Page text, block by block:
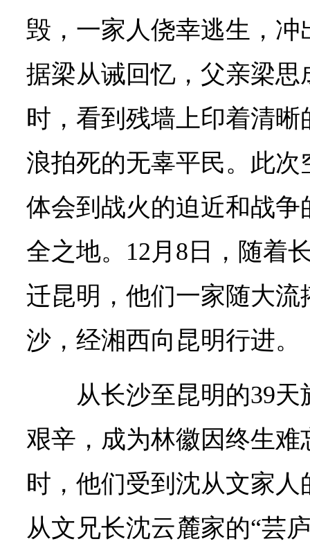
毁，一家人侥幸逃生，
据梁从诫回忆，父亲梁
时，看到残墙上印着清
浪拍死的无辜平民。此
体会到战火的迫近和战
全之地。12月8日，随着
迁昆明，他们一家随大
沙，经湘西向昆明行进。
从长沙至昆明的39
艰辛，成为林徽因终生
时，他们受到沈从文家
从文兄长沈云麓家的“芸